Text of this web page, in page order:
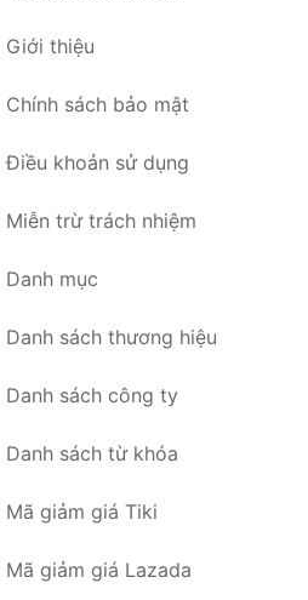
Giới thiệu
Chính sách bảo mật
Điều khoản sử dụng
Miễn trừ trách nhiệm
Danh mục
Danh sách thương hiệu
Danh sách công ty
Danh sách từ khóa
Mã giảm giá Tiki
Mã giảm giá Lazada